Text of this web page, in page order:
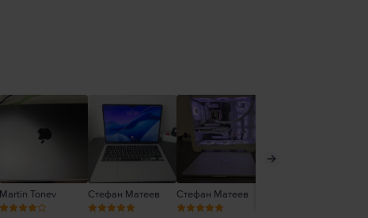
Martin Tonev Стефан Матеев Стефан Матеев